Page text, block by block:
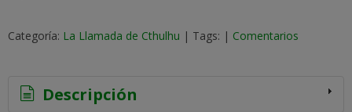
Categoría: La Llamada de Cthulhu | Tags: | Comentarios
Descripción